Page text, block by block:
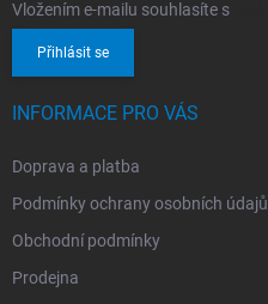
Vložením e-mailu souhlasíte s
Přihlásit se
INFORMACE PRO VÁS
Doprava a platba
Podmínky ochrany osobních údajů
Obchodní podmínky
Prodejna